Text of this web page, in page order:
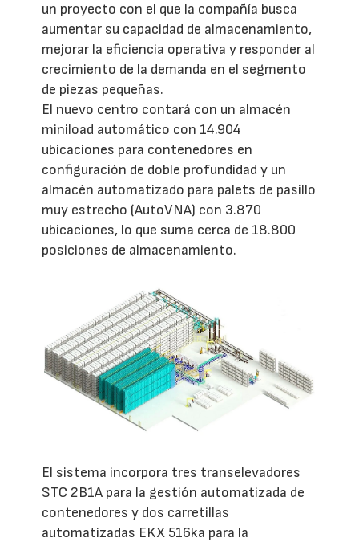
un proyecto con el que la compañía busca
aumentar su capacidad de almacenamiento,
mejorar la eficiencia operativa y responder al
crecimiento de la demanda en el segmento
de piezas pequeñas.
El nuevo centro contará con un almacén
miniload automático con 14.904
ubicaciones para contenedores en
configuración de doble profundidad y un
almacén automatizado para palets de pasillo
muy estrecho (AutoVNA) con 3.870
ubicaciones, lo que suma cerca de 18.800
posiciones de almacenamiento.
El sistema incorpora tres transelevadores
STC 2B1A para la gestión automatizada de
contenedores y dos carretillas
automatizadas EKX 516ka para la